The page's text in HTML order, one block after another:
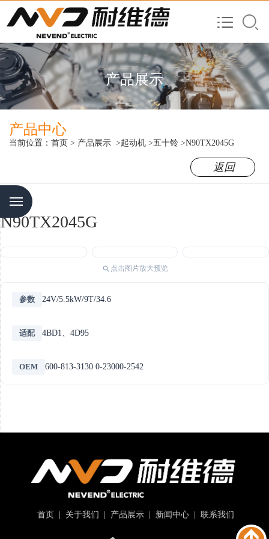
产品展示
产品中心
当前位置： 首页 > 产品展示 >起动机 >五十铃 >N90TX2045G
返回
N90TX2045G
点击图片放大预览
参数 24V/5.5kW/9T/34.6
适配 4BD1、4D95
OEM 600-813-3130 0-23000-2542
首页 关于我们 产品展示| 新闻中心| 联系我们